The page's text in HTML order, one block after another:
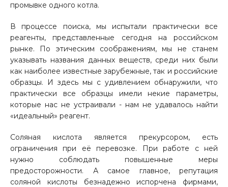
промывке одного котла.
В процессе поиска, мы испытали практически все
реагенты, представленные сегодня на российском
рынке. По этическим соображениям, мы не станем
указывать названия данных веществ, среди них были
как наиболее известные зарубежные, так и российские
образцы. И здесь мы с удивлением обнаружили, что
практически все образцы имели некие параметры,
которые нас не устраивали - нам не удавалось найти
«идеальный» реагент.
Соляная кислота является прекурсором, есть
ограничения при её перевозке. При работе с ней
нужно соблюдать повышенные меры
предосторожности. А самое главное, репутация
соляной кислоты безнадежно испорчена фирмами,